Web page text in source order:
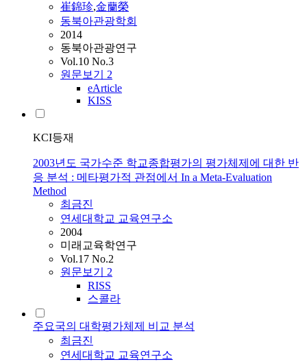
崔錦珍,金蘭榮
동북아관광학회
2014
동북아관광연구
Vol.10 No.3
원문보기 2
eArticle
KISS
KCI등재
2003년도 국가수준 학교종합평가의 평가체제에 대한 반
응 분석 : 메타평가적 관점에서 In a Meta-Evaluation
Method
최금진
연세대학교 교육연구소
2004
미래교육학연구
Vol.17 No.2
원문보기 2
RISS
스콜라
주요국의 대학평가체제 비교 분석
최금진
연세대학교 교육연구소